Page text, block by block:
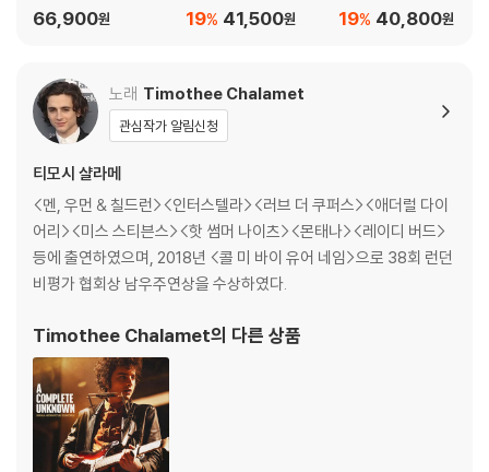
관련 사진과 동영상 및 재생 기기 모델명을 첨부하여 첨부하여 고객센터에
2) LP는 잦은 배송 과정에서 재킷에 손상이 발생할 가능성이 높고 재판매
가 어려우므로 신중한 구매를 부탁드립니다.
독판) : 블루레이
66,900원
wski - Original Motio
41,500원
19%
g [LP]40,800원
19%
노래 Timothee Chalamet
관심작가 알림신청
티모시 샬라메
<멘, 우먼 & 칠드런><인터스텔라><러브 더 쿠퍼스><애더럴 다이
어리><미스 스티븐스><핫 썸머 나이츠><몬태나><레이디 버드>
등에 출연하였으며, 2018년 <콜 미 바이 유어 네임>으로 38회 런던
비평가 협회상 남우주연상을 수상하였다.
Timothee Chalamet의 다른 상품